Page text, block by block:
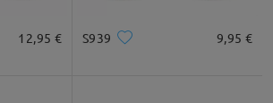
12,95 € S939 9,95 €